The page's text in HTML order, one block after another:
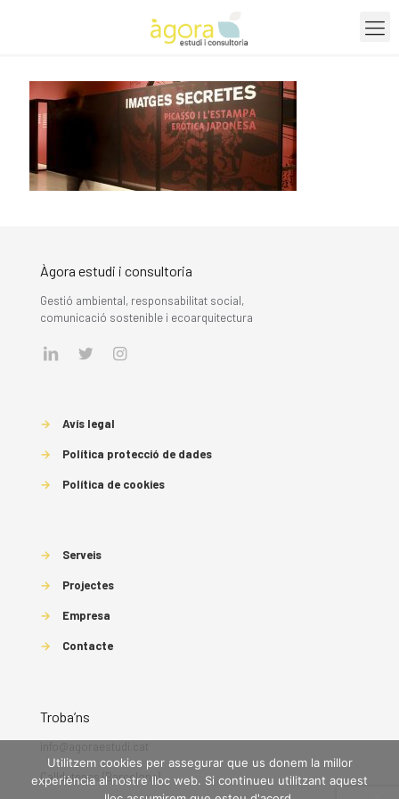
Àgora estudi i consultoria
Gestió ambiental, responsabilitat social,
comunicació sostenible i ecoarquitectura
→ Avís legal
→ Política protecció de dades
→ Política de cookies
→ Serveis
→ Projectes
→ Empresa
→ Contacte
Troba’ns
Calldetenes (Barcelona)
Utilitzem cookies per assegurar que us donem la millor
experiència al nostre lloc web. Si continueu utilitzant aquest